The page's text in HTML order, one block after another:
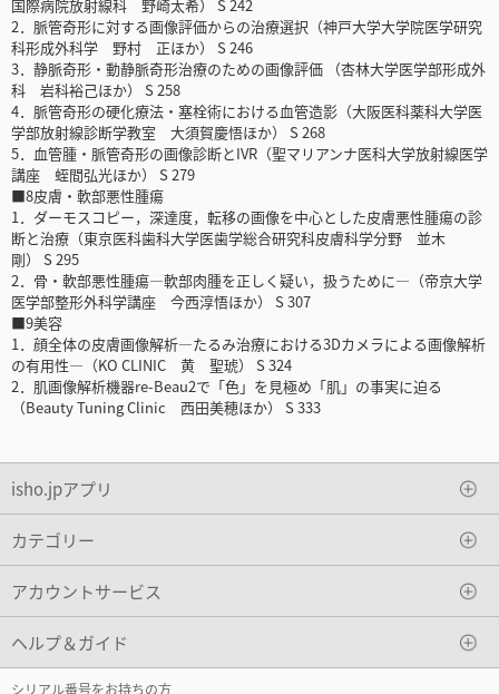
国際病院放射線科 野崎太希） S 242
2．脈管奇形に対する画像評価からの治療選択（神戸大学大学院医学研究
科形成外科学 野村 正ほか） S 246
3．静脈奇形・動静脈奇形治療のための画像評価 （杏林大学医学部形成外
科 岩科裕己ほか） S 258
4．脈管奇形の硬化療法・塞栓術における血管造影（大阪医科薬科大学医
学部放射線診断学教室 大須賀慶悟ほか） S 268
5．血管腫・脈管奇形の画像診断とIVR（聖マリアンナ医科大学放射線医学
講座 蛭間弘光ほか） S 279
■8皮膚・軟部悪性腫瘍
1．ダーモスコピー，深達度，転移の画像を中心とした皮膚悪性腫瘍の診
断と治療（東京医科歯科大学医歯学総合研究科皮膚科学分野 並木
剛） S 295
2．骨・軟部悪性腫瘍―軟部肉腫を正しく疑い，扱うために―（帝京大学
医学部整形外科学講座 今西淳悟ほか） S 307
■9美容
1．顔全体の皮膚画像解析―たるみ治療における3Dカメラによる画像解析
の有用性―（KO CLINIC 黄 聖琥） S 324
2．肌画像解析機器re-Beau2で「色」を見極め「肌」の事実に迫る
（Beauty Tuning Clinic 西田美穂ほか） S 333
isho.jpアプリ
カテゴリー
アカウントサービス
ヘルプ＆ガイド
シリアル番号をお持ちの方